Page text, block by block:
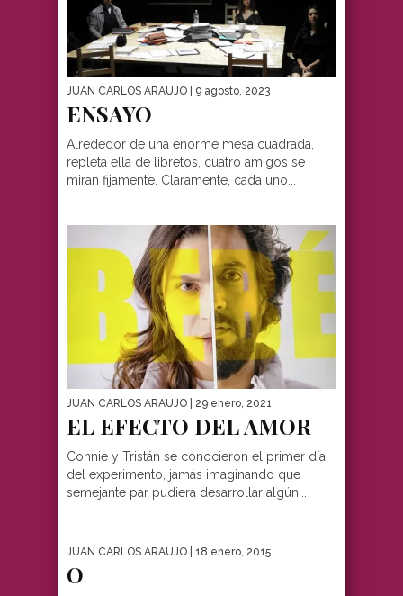
JUAN CARLOS ARAUJO | 9 agosto, 2023
ENSAYO
Alrededor de una enorme mesa cuadrada,
repleta ella de libretos, cuatro amigos se
miran fijamente. Claramente, cada uno...
JUAN CARLOS ARAUJO | 29 enero, 2021
EL EFECTO DEL AMOR
Connie y Tristán se conocieron el primer día
del experimento, jamás imaginando que
semejante par pudiera desarrollar algún...
JUAN CARLOS ARAUJO | 18 enero, 2015
O